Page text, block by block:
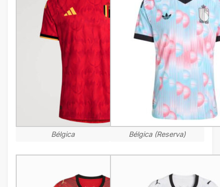
Bélgica Bélgica (Reserva)